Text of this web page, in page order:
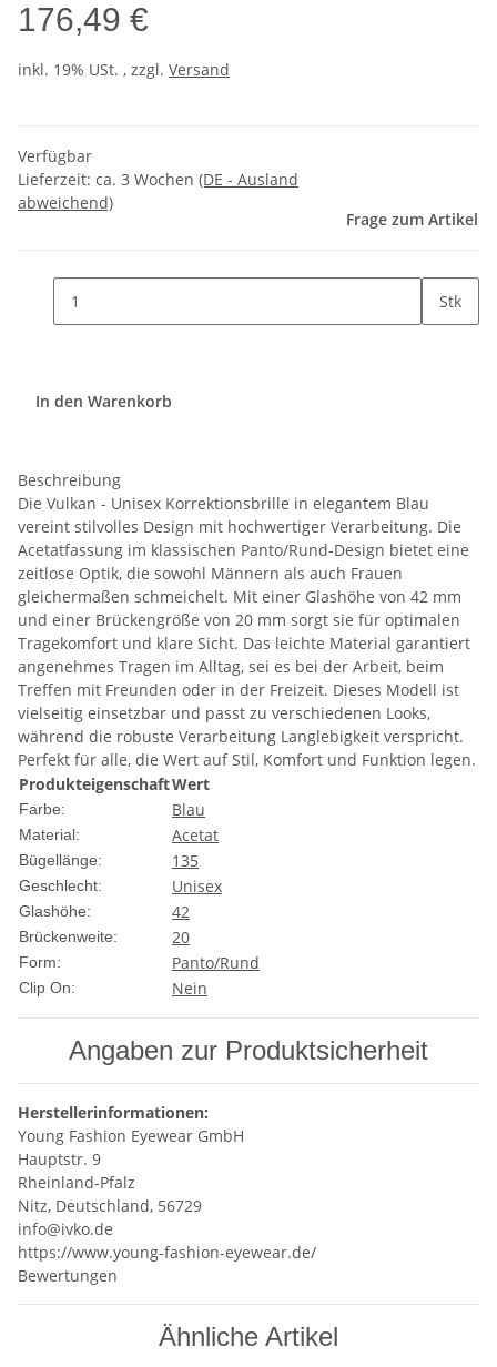
176,49 €
inkl. 19% USt. , zzgl. Versand
Verfügbar
Lieferzeit: ca. 3 Wochen (DE - Ausland
abweichend)
Frage zum Artikel
Stk
In den Warenkorb
Beschreibung
Die Vulkan - Unisex Korrektionsbrille in elegantem Blau
vereint stilvolles Design mit hochwertiger Verarbeitung. Die
Acetatfassung im klassischen Panto/Rund-Design bietet eine
zeitlose Optik, die sowohl Männern als auch Frauen
gleichermaßen schmeichelt. Mit einer Glashöhe von 42 mm
und einer Brückengröße von 20 mm sorgt sie für optimalen
Tragekomfort und klare Sicht. Das leichte Material garantiert
angenehmes Tragen im Alltag, sei es bei der Arbeit, beim
Treffen mit Freunden oder in der Freizeit. Dieses Modell ist
vielseitig einsetzbar und passt zu verschiedenen Looks,
während die robuste Verarbeitung Langlebigkeit verspricht.
Perfekt für alle, die Wert auf Stil, Komfort und Funktion legen.
ProdukteigenschaftWert
Farbe: Blau
Material: Acetat
Bügellänge: 135
Geschlecht: Unisex
Glashöhe: 42
Brückenweite: 20
Form: Panto/Rund
Clip On: Nein
Angaben zur Produktsicherheit
Herstellerinformationen:
Young Fashion Eyewear GmbH
Hauptstr. 9
Rheinland-Pfalz
Nitz, Deutschland, 56729
info@ivko.de
https://www.young-fashion-eyewear.de/
Bewertungen
Ähnliche Artikel